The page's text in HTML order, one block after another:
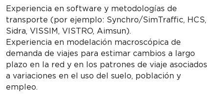
Experiencia en software y metodologías de
transporte (por ejemplo: Synchro/SimTraffic, HCS,
Sidra, VISSIM, VISTRO, Aimsun).
Experiencia en modelación macroscópica de
demanda de viajes para estimar cambios a largo
plazo en la red y en los patrones de viaje asociados
a variaciones en el uso del suelo, población y
empleo.